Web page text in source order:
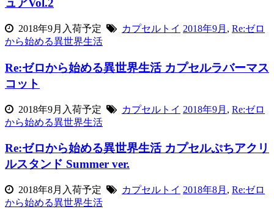
ュアVol.2
2018年9月入荷予定 カプセルトイ 2018年9月 , Re:ゼロ
から始める異世界生活
Re:ゼロから始める異世界生活 カプセルラバーマス
コット
2018年9月入荷予定 カプセルトイ 2018年9月 , Re:ゼロ
から始める異世界生活
Re:ゼロから始める異世界生活 カプセルぷちアクリ
ルスタンド Summer ver.
2018年8月入荷予定 カプセルトイ 2018年8月 , Re:ゼロ
から始める異世界生活